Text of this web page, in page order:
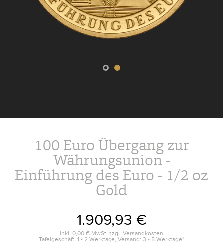
100 Euro Übergang zur
Währungsunion -
Einführung des Euro - 1/2 oz
Gold
1.909,93 €
inkl. 0,00 € MwSt. zzgl. Versandkosten
Tafelgeschäft: 1 - 2 Werktage, Versand: 3 - 5 Werktage*